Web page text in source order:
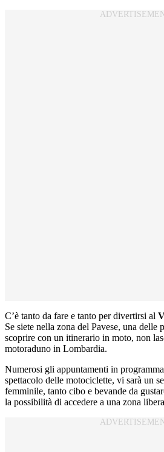
C’è tanto da fare e tanto per divertirsi al
Se siete nella zona del Pavese, una
scoprire con un itinerario in moto, non
motoraduno in Lombardia.
Numerosi gli appuntamenti in
spettacolo delle motociclette, vi sarà un
femminile, tanto cibo e bevande da
la possibilità di accedere a una zona